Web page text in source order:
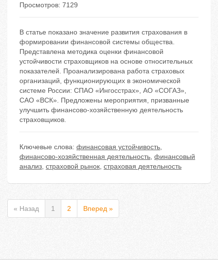
Просмотров: 7129
В статье показано значение развития страхования в
формировании финансовой системы общества.
Представлена методика оценки финансовой
устойчивости страховщиков на основе относительных
показателей. Проанализирована работа страховых
организаций, функционирующих в экономической
системе России: СПАО «Ингосстрах», АО «СОГАЗ»,
САО «ВСК». Предложены мероприятия, призванные
улучшить финансово-хозяйственную деятельность
страховщиков.
Ключевые слова: финансовая устойчивость,
финансово-хозяйственная деятельность, финансовый
анализ, страховой рынок, страховая деятельность
« Назад 1 2 Вперед »